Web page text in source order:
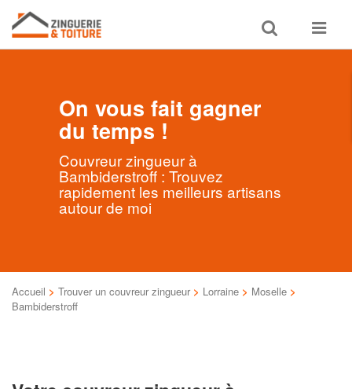
Toggle
search
Toggle
On vous fait gagner
du temps !
Couvreur zingueur à
Bambiderstroff : Trouvez
rapidement les meilleurs artisans
autour de moi
Accueil > Trouver un couvreur zingueur > Lorraine > Moselle >
Bambiderstroff